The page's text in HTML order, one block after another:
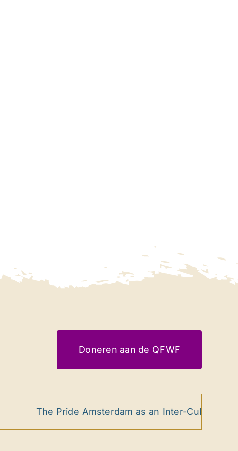
Doneren aan de QFWF
The Pride Amsterdam as an Inter-Cultural Ritual